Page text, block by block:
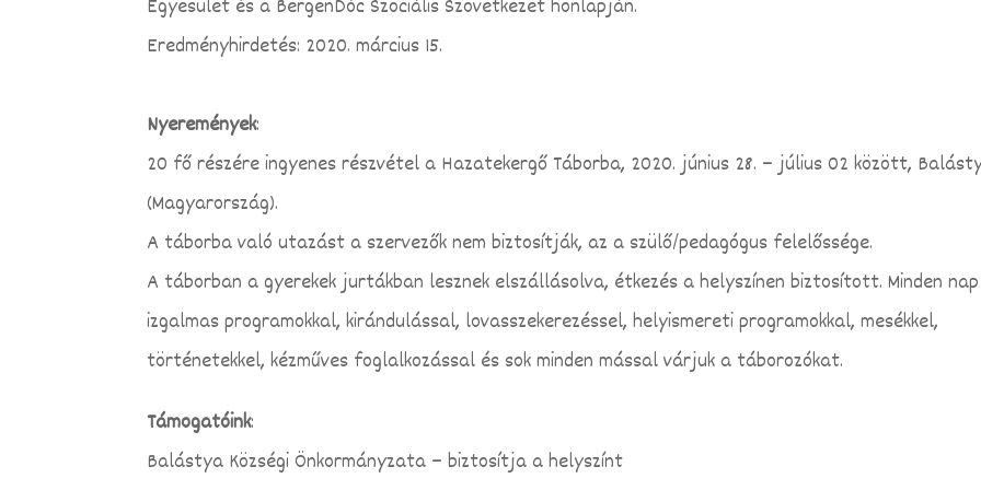
Egyesület és a BergenDóc Szociális Szövetkezet honlapján.
Eredményhirdetés: 2020. március 15.
Nyeremények:
20 fő részére ingyenes részvétel a Hazatekergő Táborba, 2020. június 28. – július 02 között,
(Magyarország).
A táborba való utazást a szervezők nem biztosítják, az a szülő/pedagógus felelőssége.
A táborban a gyerekek jurtákban lesznek elszállásolva, étkezés a helyszínen biztosított. Minden nap
izgalmas programokkal, kirándulással, lovasszekerezéssel, helyismereti programokkal, mesékkel,
történetekkel, kézműves foglalkozással és sok minden mással várjuk a táborozókat.
Támogatóink:
Balástya Községi Önkormányzata – biztosítja a helyszínt